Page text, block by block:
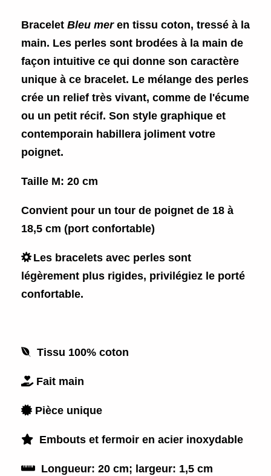
Bracelet Bleu mer en tissu coton, tressé à la
main. Les perles sont brodées à la main de
façon intuitive ce qui donne son caractère
unique à ce bracelet. Le mélange des perles
crée un relief très vivant, comme de l'écume
ou un petit récif. Son style graphique et
contemporain habillera joliment votre
poignet.
Taille M: 20 cm
Convient pour un tour de poignet de 18 à
18,5 cm (port confortable)
Les bracelets avec perles sont
légèrement plus rigides, privilégiez le porté
confortable.
 Tissu 100% coton
 Fait main
 Pièce unique
 Embouts et fermoir en acier inoxydable
 Longueur: 20 cm; largeur: 1,5 cm